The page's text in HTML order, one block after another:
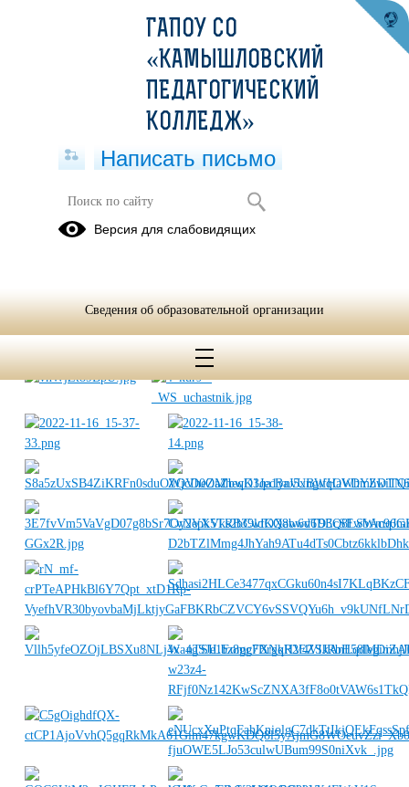
2022
ГАПОУ СО
«КАМЫШЛОВСКИЙ
ПЕДАГОГИЧЕСКИЙ
КОЛЛЕДЖ»
Написать письмо
Версия для слабовидящих
Сведения об образовательной организации